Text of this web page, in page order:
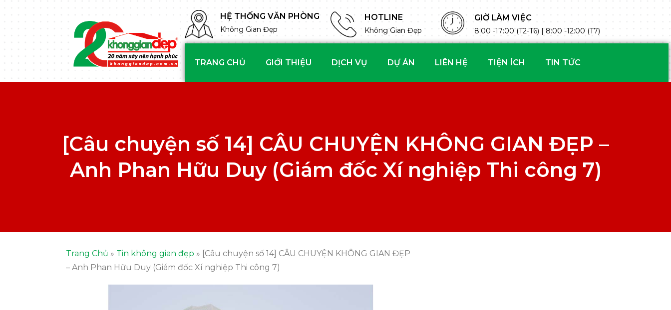
HỆ THỐNG VĂN PHÒNG
Không Gian Đẹp
HOTLINE
Không Gian Đẹp
GIỜ LÀM VIỆC
8:00 -17:00 (T2-T6) | 8:00 -12:00 (T7)
TRANG CHỦ GIỚI THIỆU DỊCH VỤ DỰ ÁN LIÊN HỆ TIỆN ÍCH TIN TỨC
[Câu chuyện số 14] CÂU CHUYỆN KHÔNG GIAN ĐẸP –
Anh Phan Hữu Duy (Giám đốc Xí nghiệp Thi công 7)
Trang Chủ » Tin không gian đẹp » [Câu chuyện số 14] CÂU CHUYỆN KHÔNG GIAN ĐẸP
– Anh Phan Hữu Duy (Giám đốc Xí nghiệp Thi công 7)